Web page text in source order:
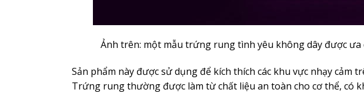
Ảnh trên: một mẫu trứng rung tình yêu không dây được ưa
Sản phẩm này được sử dụng để kích thích các khu vực nhạy cảm
Trứng rung thường được làm từ chất liệu an toàn cho cơ thể, có